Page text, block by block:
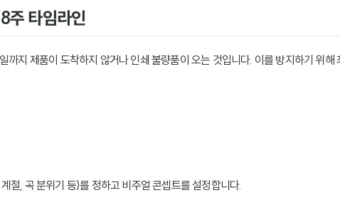
주 타임라인
까지 제품이 도착하지 않거나 인쇄 불량품이 오는 것입니다. 이를 방지하기 위해
절, 곡 분위기 등)를 정하고 비주얼 콘셉트를 설정합니다.